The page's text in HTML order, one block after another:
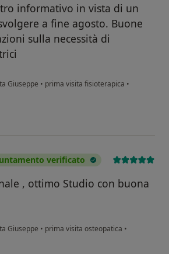
informativo in vista di un
a fine agosto. Buone
sulla necessità di
Giuseppe • prima visita fisioterapica •
M.B.
verificato
, ottimo Studio con buona
Giuseppe • prima visita osteopatica •
Roberto